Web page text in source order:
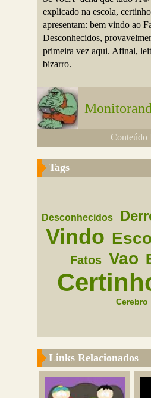
explicado na escola,
apresentam: bem vindo ao
Desconhecidos,
primeira vez aqui. Afinal,
bizarro.
Conteúdo
Tags
Desconhecidos
Vindo
Fatos Vao
Cerebro
Links Relacionados